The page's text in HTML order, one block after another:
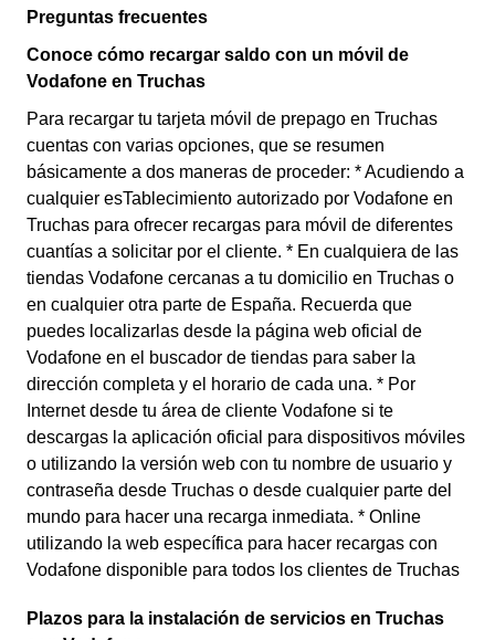
Preguntas frecuentes
Conoce cómo recargar saldo con un móvil de
Vodafone en Truchas
Para recargar tu tarjeta móvil de prepago en Truchas
cuentas con varias opciones, que se resumen
básicamente a dos maneras de proceder: * Acudiendo a
cualquier esTablecimiento autorizado por Vodafone en
Truchas para ofrecer recargas para móvil de diferentes
cuantías a solicitar por el cliente. * En cualquiera de las
tiendas Vodafone cercanas a tu domicilio en Truchas o
en cualquier otra parte de España. Recuerda que
puedes localizarlas desde la página web oficial de
Vodafone en el buscador de tiendas para saber la
dirección completa y el horario de cada una. * Por
Internet desde tu área de cliente Vodafone si te
descargas la aplicación oficial para dispositivos móviles
o utilizando la versión web con tu nombre de usuario y
contraseña desde Truchas o desde cualquier parte del
mundo para hacer una recarga inmediata. * Online
utilizando la web específica para hacer recargas con
Vodafone disponible para todos los clientes de Truchas
Plazos para la instalación de servicios en Truchas